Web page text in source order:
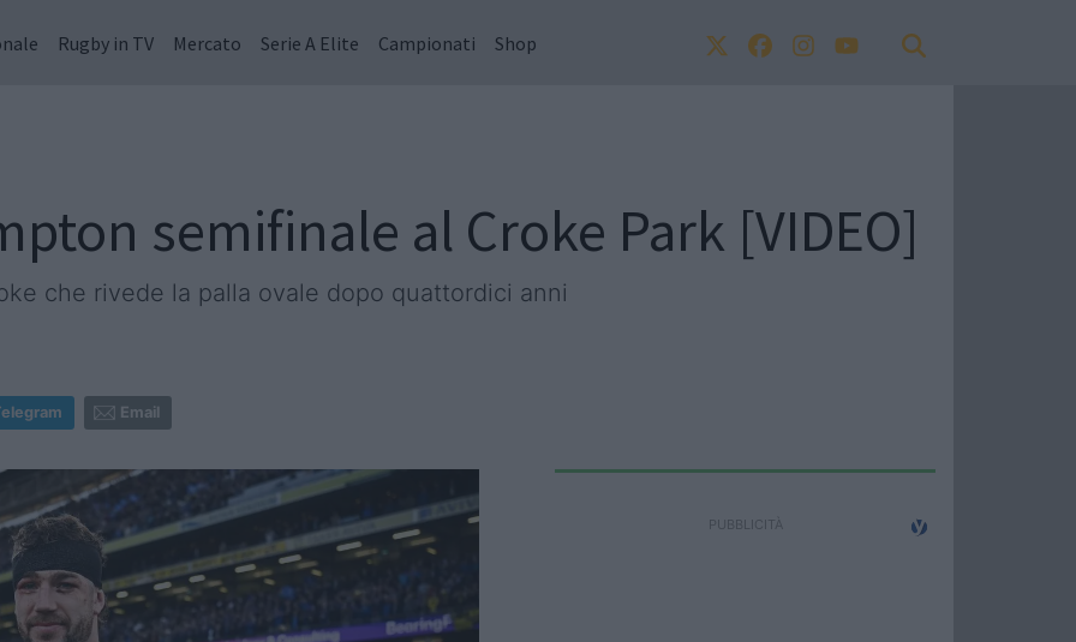
Rugby in TV Mercato Serie A Elite Campionati Shop
semifinale al Croke Park [VIDEO]
che rivede la palla ovale dopo quattordici anni
Email